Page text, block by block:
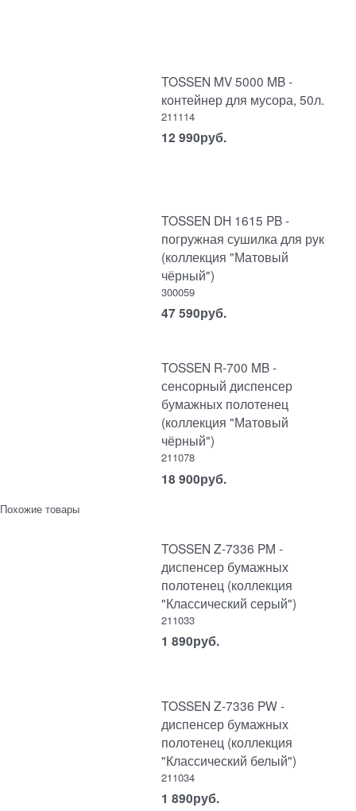
TOSSEN MV 5000 MB -
контейнер для мусора, 50л.
211114
12 990руб.
TOSSEN DH 1615 PB -
погружная сушилка для рук
(коллекция "Матовый
чёрный")
300059
47 590руб.
TOSSEN R-700 MB -
сенсорный диспенсер
бумажных полотенец
(коллекция "Матовый
чёрный")
211078
18 900руб.
Похожие товары
TOSSEN Z-7336 PM -
диспенсер бумажных
полотенец (коллекция
"Классический серый")
211033
1 890руб.
TOSSEN Z-7336 PW -
диспенсер бумажных
полотенец (коллекция
"Классический белый")
211034
1 890руб.